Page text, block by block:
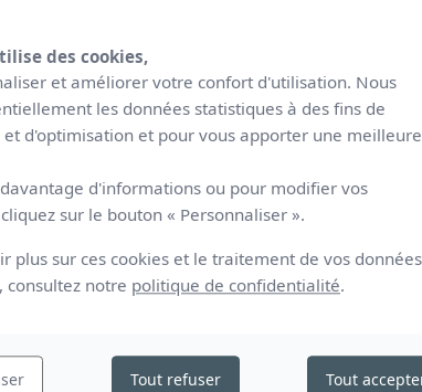
dans des tons discrets et élégants,
différents bars du paquebot.
par son aspect 2 tons. L’utilisation de fils
ce type de toile, et idéal pour compléter
face offre uneprotection maximale contre
qui réfléchit les rayonnements du soleil,
606 Noir
Son envers acrylique blanc rejette 67 %
des cookies,
et améliorer votre confort d'utilisation. Nous
les données statistiques à des fins de
d'optimisation et pour vous apporter une meilleure
d'informations ou pour modifier vos
sur le bouton « Personnaliser ».
plus sur ces cookies et le traitement de vos données
consultez notre politique de confidentialité.
Tout refuser Tout